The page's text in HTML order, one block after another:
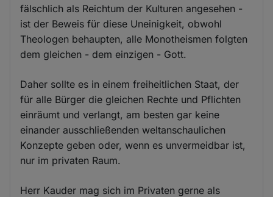
fälschlich als Reichtum der Kulturen angesehen -
ist der Beweis für diese Uneinigkeit, obwohl
Theologen behaupten, alle Monotheismen folgten
dem gleichen - dem einzigen - Gott.
Daher sollte es in einem freiheitlichen Staat, der
für alle Bürger die gleichen Rechte und Pflichten
einräumt und verlangt, am besten gar keine
einander ausschließenden weltanschaulichen
Konzepte geben oder, wenn es unvermeidbar ist,
nur im privaten Raum.
Herr Kauder mag sich im Privaten gerne als